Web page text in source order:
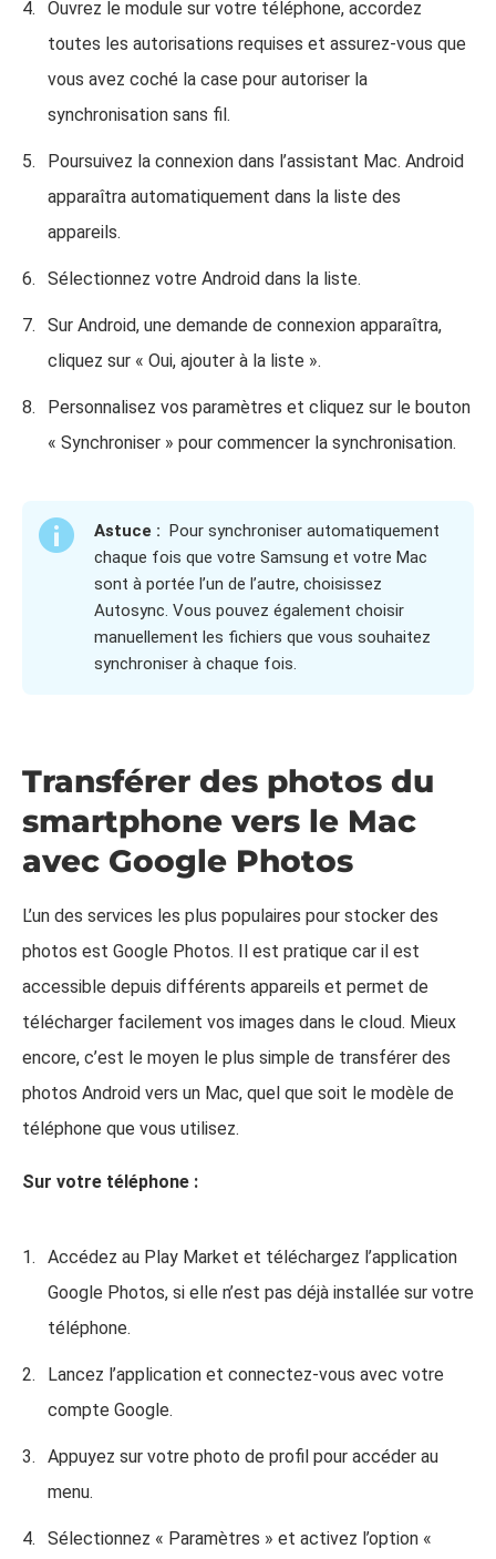
Ouvrez le module sur votre téléphone, accordez
toutes les autorisations requises et assurez-vous que
vous avez coché la case pour autoriser la
synchronisation sans fil.
Poursuivez la connexion dans l’assistant Mac. Android
apparaîtra automatiquement dans la liste des
appareils.
Sélectionnez votre Android dans la liste.
Sur Android, une demande de connexion apparaîtra,
cliquez sur « Oui, ajouter à la liste ».
Personnalisez vos paramètres et cliquez sur le bouton
« Synchroniser » pour commencer la synchronisation.
Astuce : Pour synchroniser automatiquement
chaque fois que votre Samsung et votre Mac
sont à portée l’un de l’autre, choisissez
Autosync. Vous pouvez également choisir
manuellement les fichiers que vous souhaitez
synchroniser à chaque fois.
Transférer des photos du
smartphone vers le Mac
avec Google Photos
L’un des services les plus populaires pour stocker des
photos est Google Photos. Il est pratique car il est
accessible depuis différents appareils et permet de
télécharger facilement vos images dans le cloud. Mieux
encore, c’est le moyen le plus simple de transférer des
photos Android vers un Mac, quel que soit le modèle de
téléphone que vous utilisez.
Sur votre téléphone :
Accédez au Play Market et téléchargez l’application
Google Photos, si elle n’est pas déjà installée sur votre
téléphone.
Lancez l’application et connectez-vous avec votre
compte Google.
Appuyez sur votre photo de profil pour accéder au
menu.
Sélectionnez « Paramètres » et activez l’option «